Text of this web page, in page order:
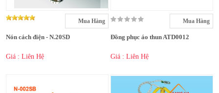
Mua Hàng
Nón cách điện - N.20SD
Giá : Liên Hệ
Mua Hàng
Đồng phục áo thun ATD0012
Giá : Liên Hệ